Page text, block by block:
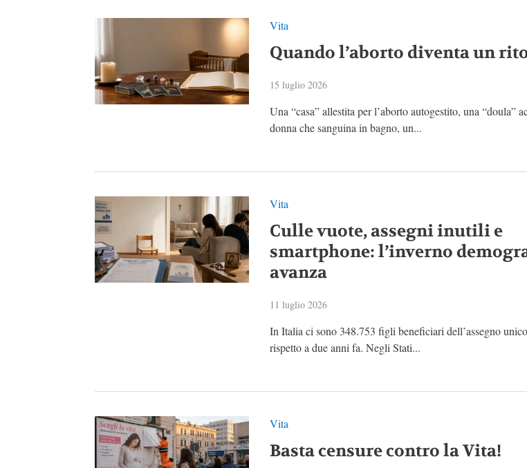
Vita
Quando l’aborto diventa un
15 luglio 2026
Una “casa” allestita per l’aborto autogestito, una “doula”
donna che sanguina in bagno, un...
Vita
Culle vuote, assegni inutili e
smartphone: l’inverno
avanza
11 luglio 2026
In Italia ci sono 348.753 figli beneficiari dell’assegno
rispetto a due anni fa. Negli Stati...
Vita
Basta censure contro la Vita!